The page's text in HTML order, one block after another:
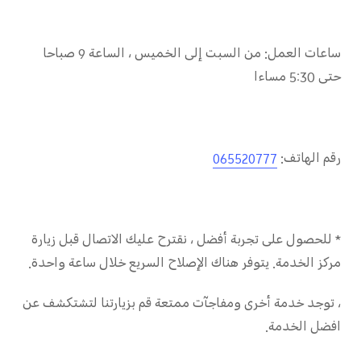
ساعات العمل: من السبت إلى الخميس ، الساعة 9صباحا
حتى 5:30 مساءا
رقم الهاتف: 065520777
* للحصول على تجربة أفضل ، نقترح عليك الاتصال قبل زيارة
مركز الخدمة. يتوفر هناك الإصلاح السريع خلال ساعة واحدة.
، توجد خدمة أخرى ومفاجآت ممتعةقم بزيارتنا لتشتكشف عن
افضل الخدمة.